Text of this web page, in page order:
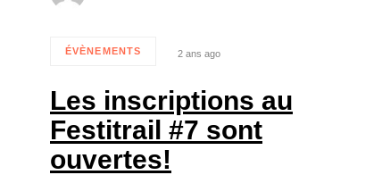
ÉVÈNEMENTS 2 ans ago
Les inscriptions au
Festitrail #7 sont
ouvertes!